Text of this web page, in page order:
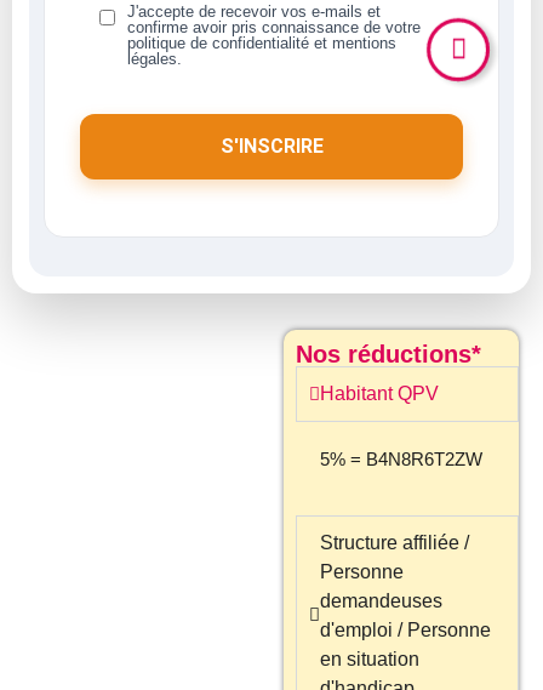
J'accepte de recevoir vos e-mails et
confirme avoir pris connaissance de votre
politique de confidentialité et mentions
légales.
S'INSCRIRE
Nos réductions*
Habitant QPV
5% = B4N8R6T2ZW
Structure affiliée /
Personne
demandeuses
d'emploi / Personne
en situation